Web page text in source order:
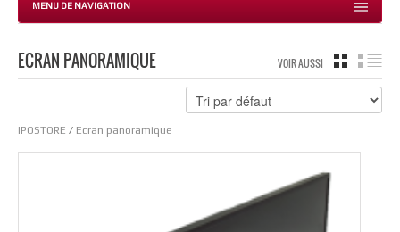
MENU DE NAVIGATION
ECRAN PANORAMIQUE VOIR AUSSI GRILLE
IPOSTORE / Ecran panoramique